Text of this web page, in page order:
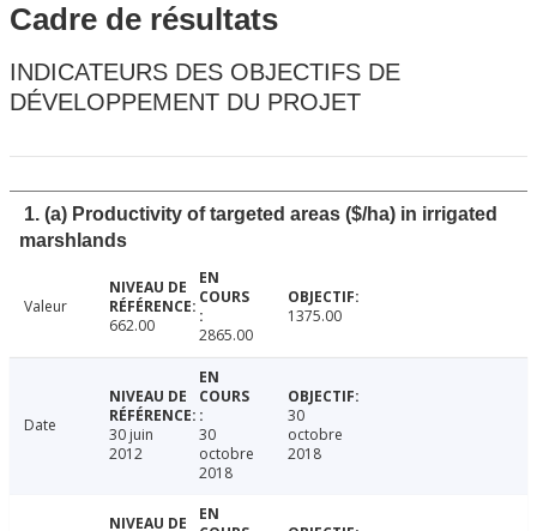
Cadre de résultats
INDICATEURS DES OBJECTIFS DE
DÉVELOPPEMENT DU PROJET
1. (a) Productivity of targeted areas ($/ha) in irrigated
marshlands
Valeur
662.00
2865.00
1375.00
Date
30 juin
2012
30
octobre
2018
30
octobre
2018